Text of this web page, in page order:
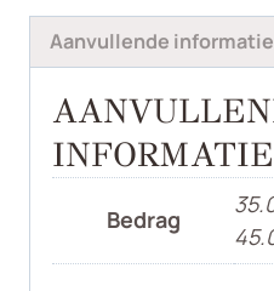
Aanvullende informatie
INFORMATIE
Bedrag